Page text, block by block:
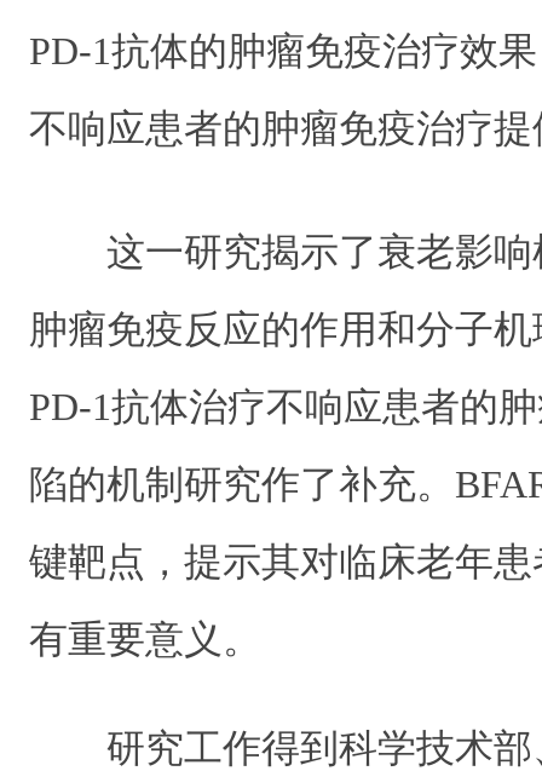
PD-1抗体的肿瘤免疫治疗效
不响应患者的肿瘤免疫治疗
这一研究揭示了衰老影响
肿瘤免疫反应的作用和分子
PD-1抗体治疗不响应患者的
陷的机制研究作了补充。
键靶点，提示其对临床老年
有重要意义。
研究工作得到科学技术